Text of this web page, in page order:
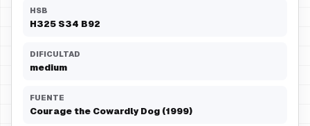
HSB
H325 S34 B92
DIFICULTAD
medium
FUENTE
Courage the Cowardly Dog (1999)